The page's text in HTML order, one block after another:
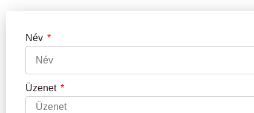
Név
Üzenet